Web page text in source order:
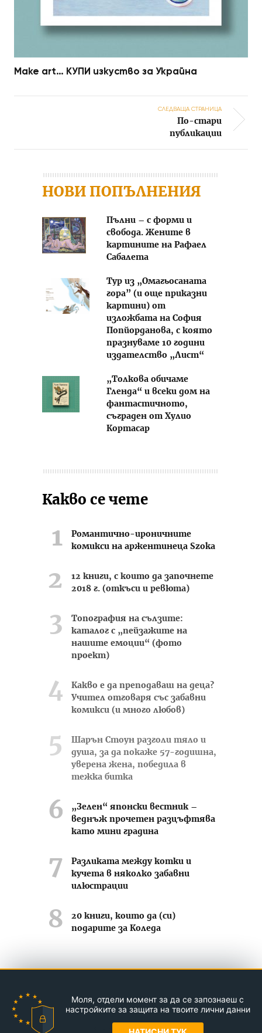
Make art… КУПИ изкуство за Украйна
СЛЕДВАЩА СТРАНИЦА
По-стари
публикации
НОВИ ПОПЪЛНЕНИЯ
Пълни – с форми и
свобода. Жените в
картините на Рафаел
Сабалета
Тур из „Омагьосаната
гора” (и още приказни
картини) от
изложбата на София
Попйорданова, с която
празнуваме 10 години
издателство „Лист“
„Толкова обичаме
Гленда“ и всеки дом на
фантастичното,
съграден от Хулио
Кортасар
Какво се чете
Романтично-ироничните
комикси на аржентинеца Szoka
12 книги, с които да започнете
2018 г. (откъси и ревюта)
Топография на сълзите:
каталог с „пейзажите на
нашите емоции“ (фото
проект)
Какво е да преподаваш на деца?
Учител отговаря със забавни
комикси (и много любов)
Шарън Стоун разголи тяло и
душа, за да покаже 57-годишна,
уверена жена, победила в
тежка битка
„Зелен“ японски вестник –
веднъж прочетен разцъфтява
като мини градина
Разликата между котки и
кучета в няколко забавни
илюстрации
20 книги, които да (си)
подарите за Коледа
Контакти За нас Реклама
© Jasmin.bg 2011-2026
Моля, отдели момент за да се запознаеш с
настройките за защита на твоите лични данни